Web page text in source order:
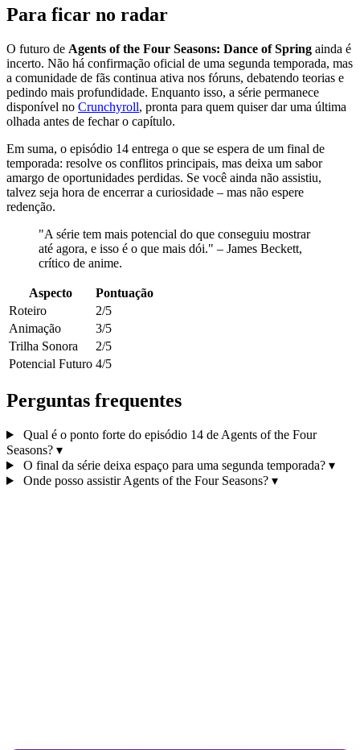
Para ficar no radar
O futuro de Agents of the Four Seasons: Dance of Spring ainda é
incerto. Não há confirmação oficial de uma segunda temporada, mas
a comunidade de fãs continua ativa nos fóruns, debatendo teorias e
pedindo mais profundidade. Enquanto isso, a série permanece
disponível no Crunchyroll, pronta para quem quiser dar uma última
olhada antes de fechar o capítulo.
Em suma, o episódio 14 entrega o que se espera de um final de
temporada: resolve os conflitos principais, mas deixa um sabor
amargo de oportunidades perdidas. Se você ainda não assistiu,
talvez seja hora de encerrar a curiosidade – mas não espere
redenção.
"A série tem mais potencial do que conseguiu mostrar
até agora, e isso é o que mais dói." – James Beckett,
crítico de anime.
Aspecto
Pontuação
Roteiro
2/5
Animação
3/5
Trilha Sonora
2/5
Potencial Futuro 4/5
Perguntas frequentes
Qual é o ponto forte do episódio 14 de Agents of the Four
Seasons? ▾
O final da série deixa espaço para uma segunda temporada? ▾
Onde posso assistir Agents of the Four Seasons? ▾